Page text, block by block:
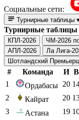
Социальные сети:
Турнирные таблицы
Турнирные таблицы
КПЛ-2026
ЧМ-2026
АПЛ-2026
Ла Лига-
Шотландский
# Команда И В
1
Ордабасы 20
2
Кайрат 20
3
Астана 19